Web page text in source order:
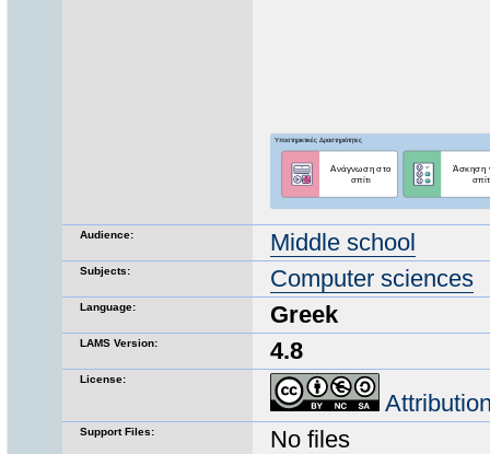
Audience: Middle school
Subjects: Computer sciences
Language: Greek
LAMS Version: 4.8
License:
Support Files: No files